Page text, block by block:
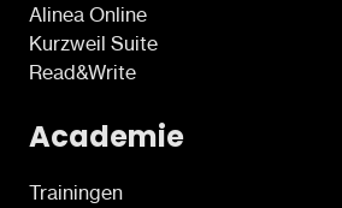
Alinea Online
Kurzweil Suite
Read&Write
Academie
Trainingen